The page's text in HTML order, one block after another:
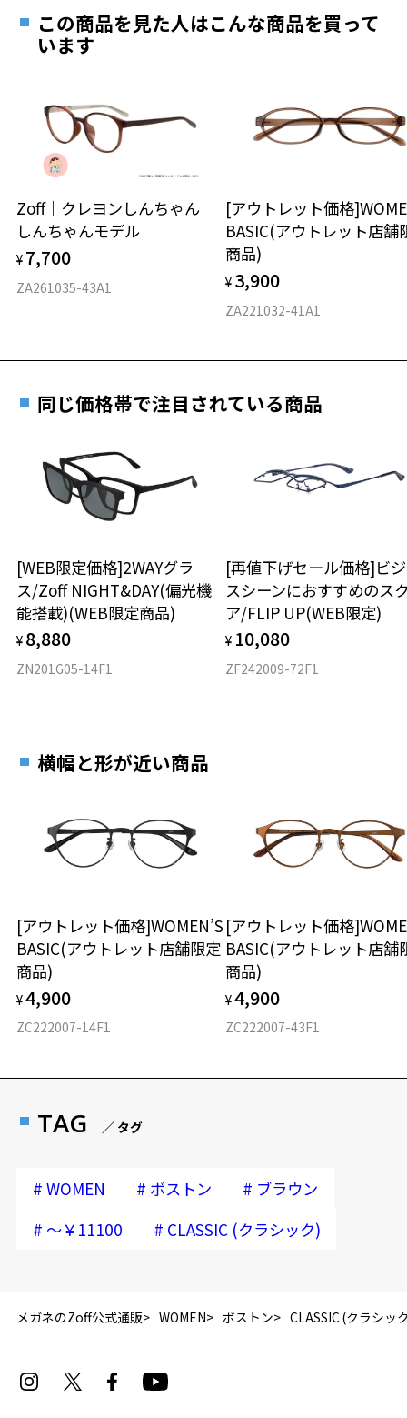
お気に入りに追加済です。
お気に入りリストはこちら
仕上がり寸法
D 仕上がりの横幅：約132mm
13.1g
※着脱式サングラス：デモレンズ、アタッチメント込みの重さ
タイプ
材質
フロント素材：メタル
安心1 フレーム１年間品質保証
きます。
※保証期間内に交換が行われた場合、保証期間は初期の期間から
延長されません。
安心2 視力測定無料
視力の変化を早めに発見するために、定期的な視
力測定をおすすめいたします。
安心3 かかり具合調整無料
す。
ご希望のお客さまは、「レンズ交換券」をお選びのうえ、
最寄りのZoff実店舗にてレンズをお買い求めください。
※サングラスやパッケージ品では「レンズ交換券」はお選び
談ください。
＜メガネの度数情報がわからない方へ＞
オンラインストアでフレームのみ購入して、
実店舗で度付きにできます
ご購入時に「レンズ交換券」をお選びいただくと、実店舗で
度数を測定のうえ、度付きレンズ（標準セットレンズ）へ無
お近くのZoff実店舗にて度数を測定いただけます（無料）。
その際は記入用紙をダウンロードしてお使いください。
この商品を見た人はこんな商品を買って
います
Zoff｜クレヨンしんちゃん
しんちゃんモデル
¥ 7,700
ZA261035-43A1
[アウトレット価格
BASIC(アウトレット店舗
商品)
¥ 3,900
ZA221032-41A1
同じ価格帯で注目されている商品
[WEB限定価格]2WAYグラ
ス/Zoff NIGHT&DAY(偏光機
能搭載)(WEB限定商品)
¥ 8,880
ZN201G05-14F1
[再値下げセール価格]ビ
スシーンにおすすめのス
ア/FLIP UP(WEB限定)
¥ 10,080
ZF242009-72F1
横幅と形が近い商品
[アウトレット価格]WOMEN’S
BASIC(アウトレット店舗限定
商品)
¥4,900
ZC222007-14F1
[アウトレット価格
BASIC(アウトレット店舗
商品)
¥4,900
ZC222007-43F1
TAG ／ タグ
# WOMEN # ボストン # ブラウン
# ～￥11100 # CLASSIC (クラシック)
メガネのZoff公式通販 WOMEN ボストン CLASSIC (クラシッ